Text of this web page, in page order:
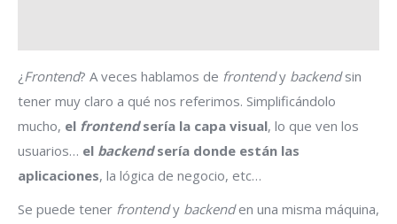
¿Frontend? A veces hablamos de frontendy backendsin
tener muy claro a qué nos referimos. Simplificándolo
mucho, el frontendsería la capa visual, lo que ven los
usuarios… el backendsería donde están las
aplicaciones, la lógica de negocio, etc…
Se puede tener frontendy backenden una misma máquina,